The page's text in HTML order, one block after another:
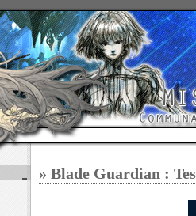
» Blade Guardian :